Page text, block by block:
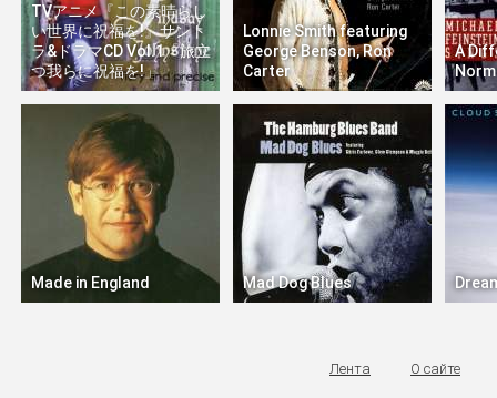
TVアニメ『この素晴らし
い世界に祝福を!』サント
ラ&ドラマCD Vol.1「旅立
つ我らに祝福を!」
Lonnie Smith featuring
George Benson, Ron
Carter
A
Made in England Mad Dog Blues
Лента О сайте